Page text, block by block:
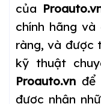
của
chính hãng
ràng, và được
kỹ thuật
Proauto.vnđể
được nhận